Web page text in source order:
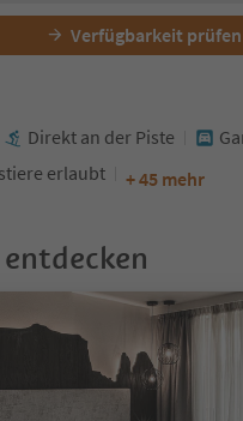
Verfügbarkeit prüfen
Direkt an der Piste
erlaubt
+ 45 mehr